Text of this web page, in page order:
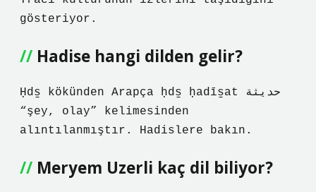
gösteriyor.
Hadise hangi dilden gelir?
Ḥds̠ kökünden Arapça ḥds̠ ḥadīs̠at حديثة
“şey, olay” kelimesinden
alıntılanmıştır. Hadislere bakın.
Meryem Uzerli kaç dil biliyor?